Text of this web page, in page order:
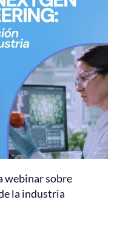
webinar sobre
la industria